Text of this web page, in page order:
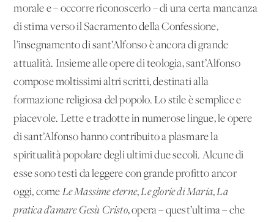
morale e – occorre riconoscerlo – di una certa mancanza
di stima verso il Sacramento della Confessione,
l’insegnamento di sant’Alfonso è ancora di grande
attualità. Insieme alle opere di teologia, sant’Alfonso
compose moltissimi altri scritti, destinati alla
formazione religiosa del popolo. Lo stile è semplice e
piacevole. Lette e tradotte in numerose lingue, le opere
di sant’Alfonso hanno contribuito a plasmare la
spiritualità popolare degli ultimi due secoli. Alcune di
esse sono testi da leggere con grande profitto ancor
oggi, come Le Massime eterne,Le glorie di Maria,La
pratica d’amare Gesù Cristo, opera – quest’ultima – che